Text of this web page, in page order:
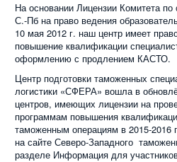
На основании Лицензии Комитета
С.-Пб на право ведения
10 мая 2012 г. наш центр имеет
повышение квалификации
оформлению с продлением КАСТО.
Центр подготовки таможенных
логистики «СФЕРА» вошла в
центров, имеющих лицензии на
программам повышения
таможенным операциям в 2015-2016
на сайте Северо-Западного
разделе Информация для